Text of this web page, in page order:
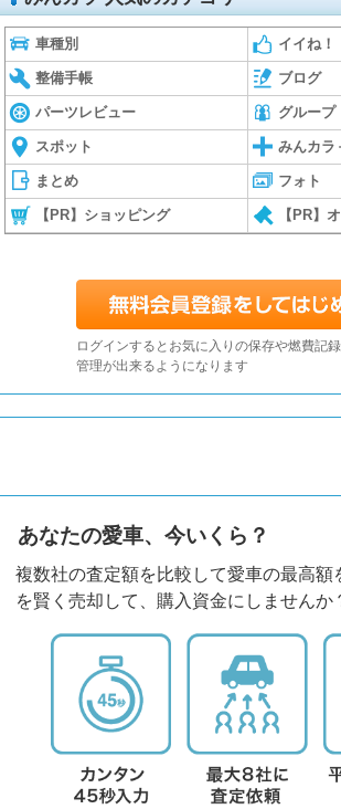
車種別 イイね！
整備手帳 ブログ
パーツレビュー グループ
スポット みんカラ
まとめ フォト
【PR】ショッピング 【PR】
ログインするとお気に入りの保存や燃費記
管理が出来るようになります
あなたの愛車、今いくら？
複数社の査定額を比較して愛車の最高額
を賢く売却して、購入資金にしませんか